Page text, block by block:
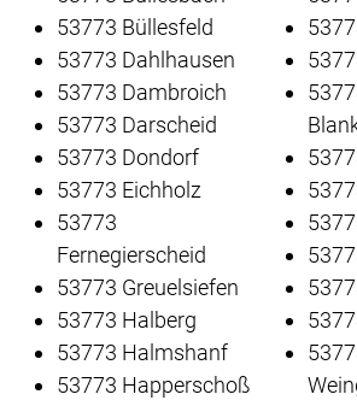
53773 Büllesfeld
53773 Dahlhausen
53773 Dambroich
53773 Darscheid
53773 Dondorf
53773 Eichholz
53773
Fernegierscheid
53773 Greuelsiefen
53773 Halberg
53773 Halmshanf
53773 Happerschoß